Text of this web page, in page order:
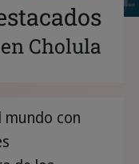
en Cholula
mundo con